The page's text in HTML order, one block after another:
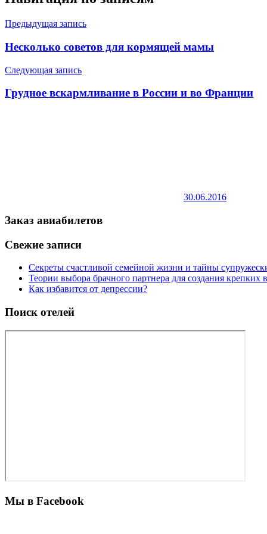
Предыдущая запись
Несколько советов для кормящей мамы
Следующая запись
Грудное вскармливание в России и во Франции
30.06.2016
Заказ авиабилетов
Свежие записи
Секреты счастливой семейной жизни и тайны
Теории выбора брачного партнера для создания крепких
Как избавится от депрессии?
Поиск отелей
Мы в Facebook